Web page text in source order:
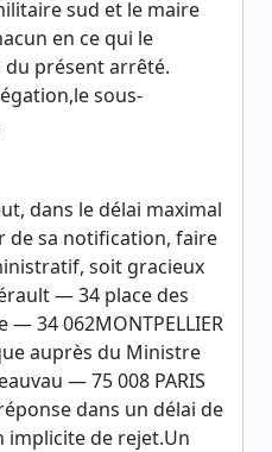
sud et le maire
en ce qui le
du présent arrêté.
sous-
dans le délai maximal
de sa notification, faire
soit gracieux
— 34 place des
— 34 062MONTPELLIER
auprès du Ministre
— 75 008 PARIS
dans un délai de
implicite de rejet.Un